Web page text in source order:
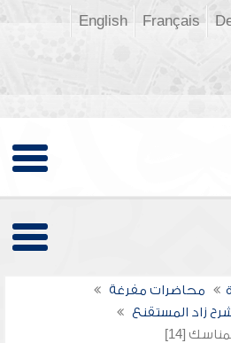
Français
English
محاضرات مفرغة
زاد المستقنع
[14]